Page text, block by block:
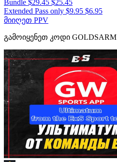
Bundle $29.45 $25.45
Extended Pass only $9.95 $6.95
მიიღეთ PPV
გამოიყენეთ კოდი GOLDSARM